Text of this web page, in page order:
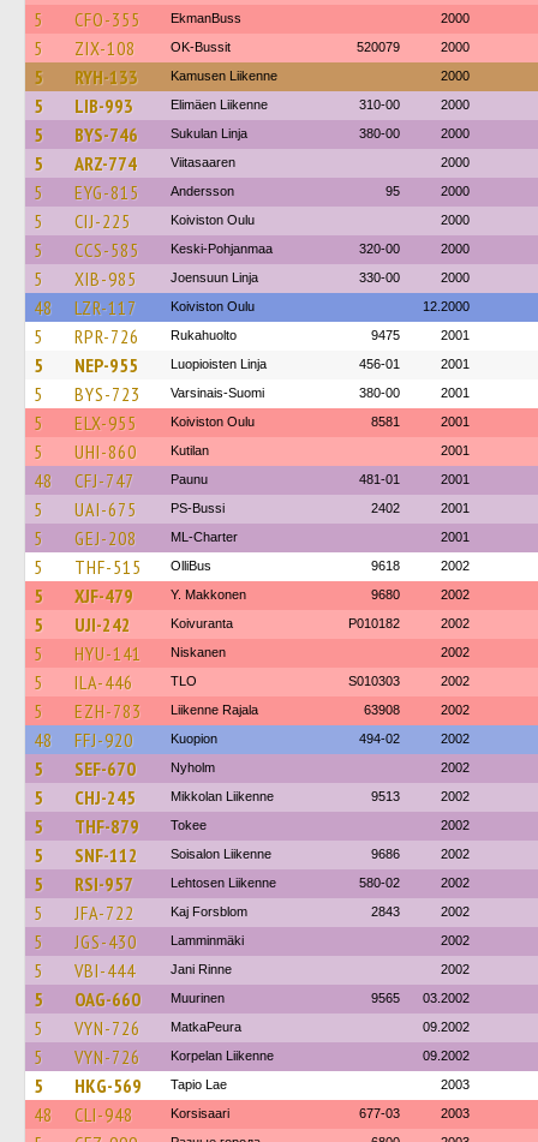
5
CFO-355 EkmanBuss 2000
5 ZIX-108 OK-Bussit 520079 2000
5 RYH-133 Kamusen Liikenne 2000
5 LIB-993 Elimäen Liikenne 310-00 2000
5 BYS-746 Sukulan Linja 380-00 2000
5 ARZ-774 Viitasaaren 2000
5 EYG-815 Andersson 95 2000
5 CIJ-225 Koiviston Oulu 2000
5 CCS-585 Keski-Pohjanmaa 320-00 2000
5 XIB-985 Joensuun Linja 330-00 2000
48 LZR-117 Koiviston Oulu 12.2000
5 RPR-726 Rukahuolto 9475 2001
5 NEP-955 Luopioisten Linja 456-01 2001
5 BYS-723 Varsinais-Suomi 380-00 2001
5 ELX-955 Koiviston Oulu 8581 2001
5 UHI-860 Kutilan 2001
48 CFJ-747 Paunu 481-01 2001
5 UAI-675 PS-Bussi 2402 2001
5 GEJ-208 ML-Charter 2001
5 THF-515 OlliBus 9618 2002
5 XJF-479 Y. Makkonen 9680 2002
5 UJI-242 Koivuranta P010182 2002
5 HYU-141 Niskanen 2002
5 ILA-446 TLO S010303 2002
5 EZH-783 Liikenne Rajala 63908 2002
48 FFJ-920 Kuopion 494-02 2002
5 SEF-670 Nyholm 2002
5 CHJ-245 Mikkolan Liikenne 9513 2002
5 THF-879 Tokee 2002
5 SNF-112 Soisalon Liikenne 9686 2002
5 RSI-957 Lehtosen Liikenne 580-02 2002
5 JFA-722 Kaj Forsblom 2843 2002
5 JGS-430 Lamminmäki 2002
5 VBI-444 Jani Rinne 2002
5 OAG-660 Muurinen 9565 03.2002
5 VYN-726 MatkaPeura 09.2002
5 VYN-726 Korpelan Liikenne 09.2002
5 HKG-569 Tapio Lae 2003
48 CLI-948 Korsisaari 677-03 2003